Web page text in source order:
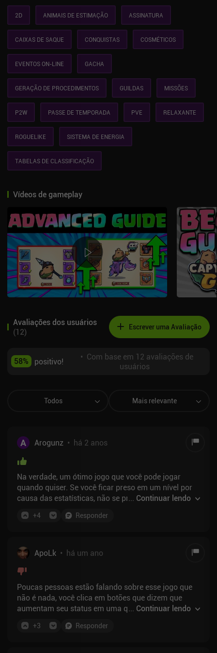
2D ANIMAIS DE ESTIMAÇÃO ASSINATURA
CAIXAS DE SAQUE CONQUISTAS COSMÉTICOS
EVENTOS ON-LINE GACHA
GERAÇÃO DE PROCEDIMENTOS GUILDAS MISSÕES
P2W PASSE DE TEMPORADA PVE RELAXANTE
ROGUELIKE SISTEMA DE ENERGIA
TABELAS DE CLASSIFICAÇÃO
Vídeos de gameplay
Avaliações dos usuários
(12) Escrever uma Avaliação
58% positivo! • Com base em 12 avaliações de
usuários
Todos Mais relevante
A Arogunz • há 2 anos
Na verdade, um ótimo jogo que você pode jogar
quando quiser. Se você ficar preso em um nível por
causa das estatísticas, não se preocupe, pois há um
login e obter recompensas 2) usar toda a sua energia
- apenas um jogo paralelo. E isso o torna perfeito.
... Continuar lendo
+4 Responder
ApoLk • há um ano
Poucas pessoas estão falando sobre esse jogo que
não é nada, você clica em botões que dizem que
aumentam seu status em uma quantidade não
completamente. Alguém disse que ele tem altos
... Continuar lendo
+3 Responder